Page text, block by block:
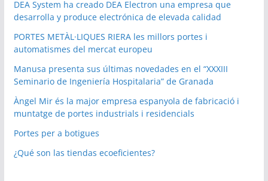
DEA System ha creado DEA Electron una empresa que
desarrolla y produce electrónica de elevada calidad
PORTES METÀL·LIQUES RIERA les millors portes i
automatismes del mercat europeu
Manusa presenta sus últimas novedades en el “XXXIII
Seminario de Ingeniería Hospitalaria” de Granada
Àngel Mir és la major empresa espanyola de fabricació i
muntatge de portes industrials i residencials
Portes per a botigues
¿Qué son las tiendas ecoeficientes?